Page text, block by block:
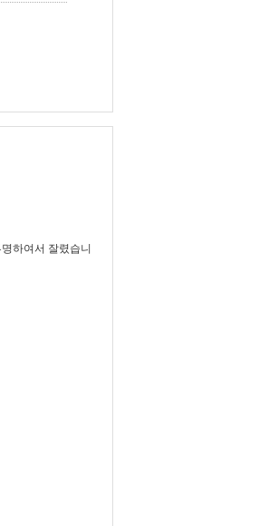
하여서 잘렸습니